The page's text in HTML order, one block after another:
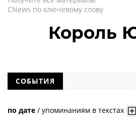
CNews по ключевому слову
Король
СОБЫТИЯ
по дате / упоминаниям в текстах